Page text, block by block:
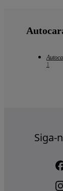
1
Siga-